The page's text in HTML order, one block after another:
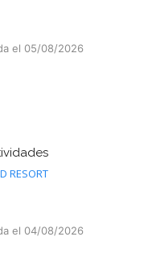
el 05/08/2026
RESORT
el 04/08/2026